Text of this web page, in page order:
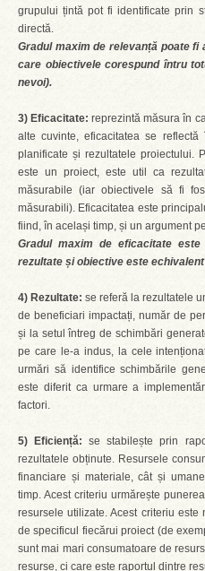
grupului țintă pot fi identificate prin
directă.
Gradul maxim de relevanță poate
care obiectivele corespund întru
nevoi).
3) Eficacitate:reprezintă măsura în
alte cuvinte, eficacitatea se
planificate și rezultatele proiectului.
este un proiect, este util ca
măsurabile (iar obiectivele să fi
măsurabili). Eficacitatea este
fiind, în același timp, și un argument
Gradul maxim de eficacitate
rezultate și obiective este
4) Rezultate: se referă la rezultatele
de beneficiari impactați, număr de
și la setul întreg de schimbări
pe care le-a indus, la cele
urmări să identifice schimbările
este diferit ca urmare a
factori.
5) Eficiență: se stabilește prin
rezultatele obținute. Resursele
financiare și materiale, cât și
timp. Acest criteriu urmărește
resursele utilizate. Acest criteriu
de specificul fiecărui proiect (de
sunt mai mari consumatoare de
resurse, ci care este raportul dintre